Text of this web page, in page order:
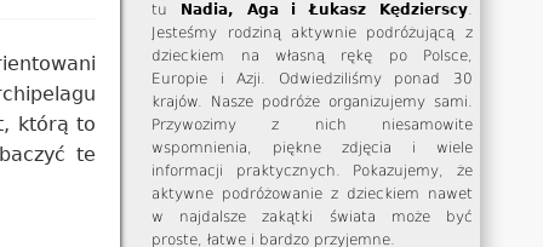
którą to
te
tu
Nadia, Aga i Łukasz Kędzierscy.
Jesteśmy rodziną aktywnie podróżującą z
dzieckiem na własną rękę po Polsce,
Europie i Azji. Odwiedziliśmy ponad 30
krajów. Nasze podróże organizujemy sami.
Przywozimy z nich niesamowite
wspomnienia, piękne zdjęcia i wiele
informacji praktycznych. Pokazujemy, że
aktywne podróżowanie z dzieckiem nawet
w najdalsze zakątki świata może być
proste, łatwe i bardzo przyjemne.